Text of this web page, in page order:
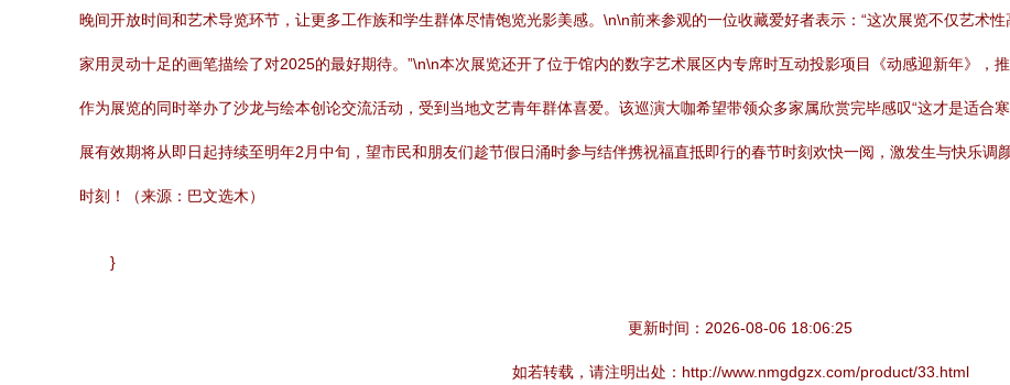
晚间开放时间和艺术导览环节，让更多工作族和学生群体尽情饱览光影美感。\n\n前来参观的一位收藏爱好者表示：“这次展览不仅艺术
家用灵动十足的画笔描绘了对2025的最好期待。”\n\n本次展览还开了位于馆内的数字艺术展区内专席时互动投影项目《动感迎新年》，
作为展览的同时举办了沙龙与绘本创论交流活动，受到当地文艺青年群体喜爱。该巡演大咖希望带领众多家属欣赏完毕感叹“这才是适合
展有效期将从即日起持续至明年2月中旬，望市民和朋友们趁节假日涌时参与结伴携祝福直抵即行的春节时刻欢快一阅，激发生与快乐
时刻！（来源：巴文选木）
}
更新时间：2026-08-06 18:06:25
如若转载，请注明出处：http://www.nmgdgzx.com/product/33.html